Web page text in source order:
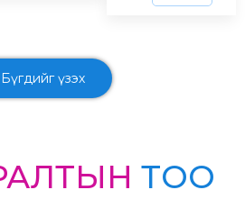
Бүгдийг үзэх
ТОО